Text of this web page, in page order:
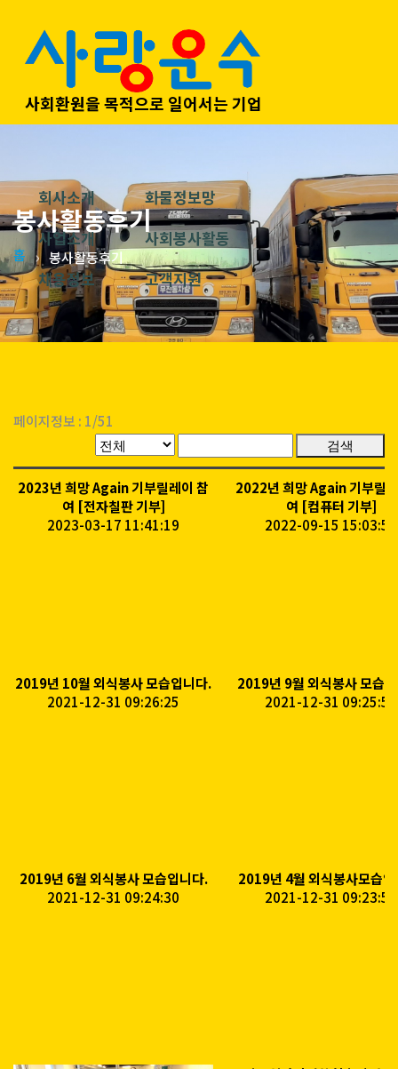
사회환원을 목적으로 일어서는 기업
회사소개
화물정보망
사업소개
사회봉사활동
채용정보
고객지원
봉사활동후기
홈 봉사활동후기
페이지정보 : 1/51
검색
2023년 희망 Again 기부릴레이 참
여 [전자칠판 기부]
2023-03-17 11:41:19
2022년 희망 Again 기부릴
여 [컴퓨터 기부]
2022-09-15 15:03:59
2019년 10월 외식봉사 모습입니다.
2021-12-31 09:26:25
2019년 9월 외식봉사 모습
2021-12-31 09:25:57
2019년 6월 외식봉사 모습입니다.
2021-12-31 09:24:30
2019년 4월 외식봉사모습
2021-12-31 09:23:59